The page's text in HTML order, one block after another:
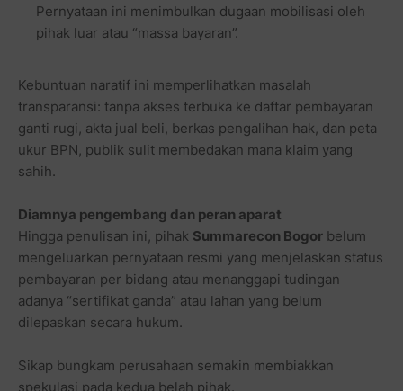
Pernyataan ini menimbulkan dugaan mobilisasi oleh
pihak luar atau “massa bayaran”.
Kebuntuan naratif ini memperlihatkan masalah
transparansi: tanpa akses terbuka ke daftar pembayaran
ganti rugi, akta jual beli, berkas pengalihan hak, dan peta
ukur BPN, publik sulit membedakan mana klaim yang
sahih.
Diamnya pengembang dan peran aparat
Hingga penulisan ini, pihak Summarecon Bogor belum
mengeluarkan pernyataan resmi yang menjelaskan status
pembayaran per bidang atau menanggapi tudingan
adanya “sertifikat ganda” atau lahan yang belum
dilepaskan secara hukum.
Sikap bungkam perusahaan semakin membiakkan
spekulasi pada kedua belah pihak.